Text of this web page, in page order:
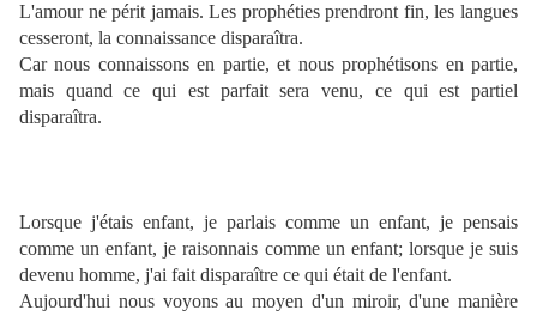
L'amour ne périt jamais. Les prophéties prendront fin, les langues
cesseront, la connaissance disparaîtra.
Car nous connaissons en partie, et nous prophétisons en partie,
mais quand ce qui est parfait sera venu, ce qui est partiel
disparaîtra.
Lorsque j'étais enfant, je parlais comme un enfant, je pensais
comme un enfant, je raisonnais comme un enfant; lorsque je suis
devenu homme, j'ai fait disparaître ce qui était de l'enfant.
Aujourd'hui nous voyons au moyen d'un miroir, d'une manière